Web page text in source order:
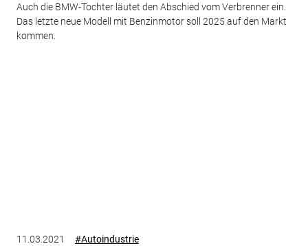
Auch die BMW-Tochter läutet den Abschied vom Verbrenner ein.
Das letzte neue Modell mit Benzinmotor soll 2025 auf den Markt
kommen.
11.03.2021 #Autoindustrie